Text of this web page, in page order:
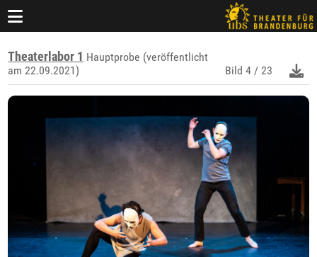
Theaterlabor 1 Hauptprobe (veröffentlicht
am 22.09.2021)
Bild 4 / 23